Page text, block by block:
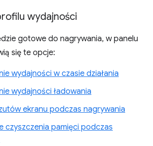
wydajności
gotowe do nagrywania, w panelu
się te opcje:
wydajności w czasie działania
wydajności ładowania
ekranu podczas nagrywania
czyszczenia pamięci podczas